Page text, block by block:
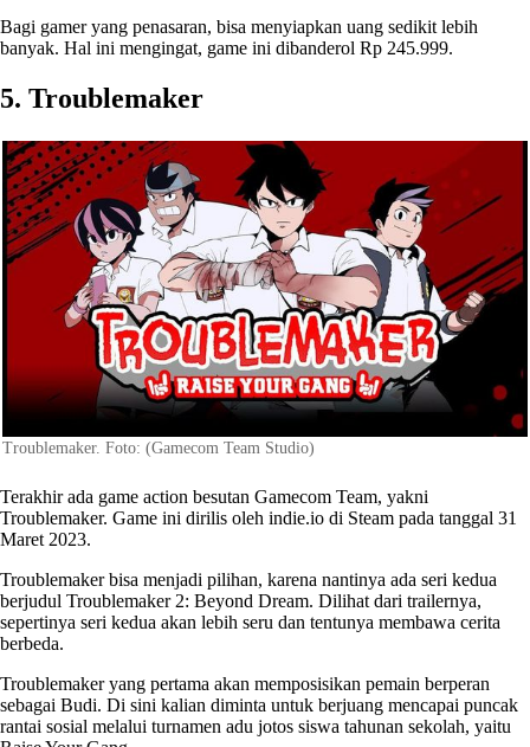
Bagi gamer yang penasaran, bisa menyiapkan uang sedikit lebih
banyak. Hal ini mengingat, game ini dibanderol Rp 245.999.
5. Troublemaker
Troublemaker. Foto: (Gamecom Team Studio)
Terakhir ada game action besutan Gamecom Team, yakni
Troublemaker. Game ini dirilis oleh indie.io di Steam pada tanggal 31
Maret 2023.
Troublemaker bisa menjadi pilihan, karena nantinya ada seri kedua
berjudul Troublemaker 2: Beyond Dream. Dilihat dari trailernya,
sepertinya seri kedua akan lebih seru dan tentunya membawa cerita
berbeda.
Troublemaker yang pertama akan memposisikan pemain berperan
sebagai Budi. Di sini kalian diminta untuk berjuang mencapai puncak
rantai sosial melalui turnamen adu jotos siswa tahunan sekolah, yaitu